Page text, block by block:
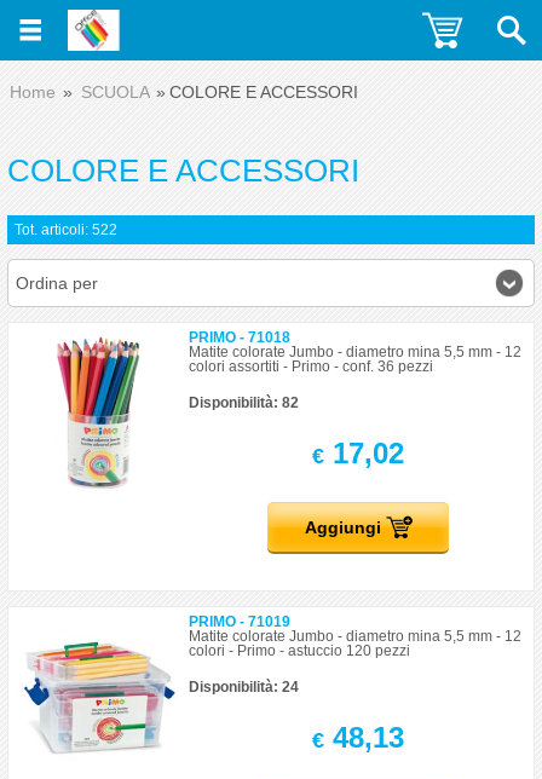
Home SCUOLA COLORE E ACCESSORI
COLORE E ACCESSORI
Tot. articoli: 522
Ordina per
PRIMO - 71018
Matite colorate Jumbo - diametro mina 5,5 mm - 12
colori assortiti - Primo - conf. 36 pezzi
Disponibilità: 82
€17,02
Aggiungi
PRIMO - 71019
Matite colorate Jumbo - diametro mina 5,5 mm - 12
colori - Primo - astuccio 120 pezzi
Disponibilità: 24
€48,13